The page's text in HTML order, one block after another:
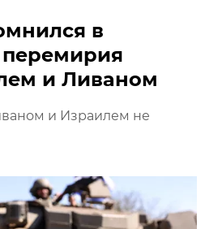
в
перемирия
и Ливаном
и Израилем не